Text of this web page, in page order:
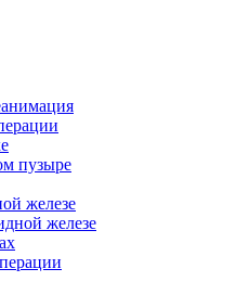
пузыре
железе
железе